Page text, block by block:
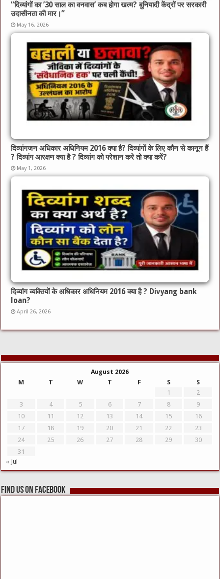
​”दिव्यांगों का ’30 साल का वनवास’ कब होगा खत्म? बुनियादी केंद्रों पर सरकारी
उदासीनता की मार।”
May 16, 2026
दिव्यांगजन अधिकार अधिनियम 2016 क्या है? दिव्यांगों के लिए कौन से कानून हैं
? दिव्यांग आरक्षण क्या है ? दिव्यांग को परेशान करे तो क्या करें?
May 1, 2026
दिव्यांग व्यक्तियों के अधिकार अधिनियम 2016 क्या है ? Divyang bank
loan?
April 26, 2026
August 2026
M
T W T F S
S
1
2
3
4 5 6 7 8
9
10
11 12 13 14 15
16
17
18 19 20 21 22
23
24
25 26 27 28 29
30
31
« Jul
Find us on Facebook